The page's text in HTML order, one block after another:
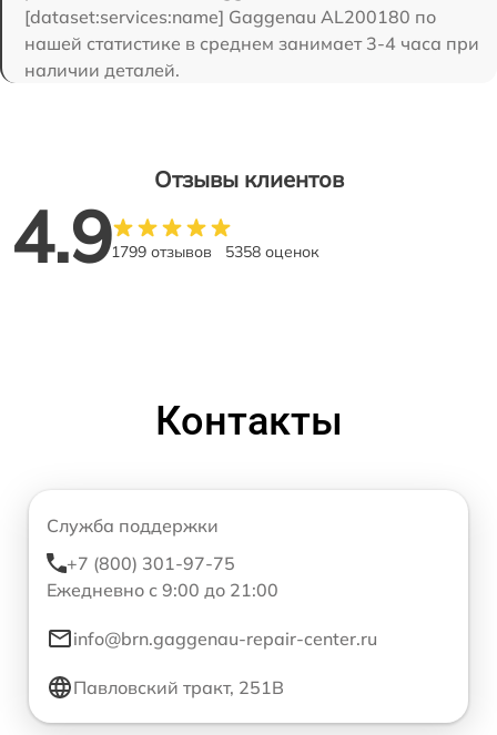
[dataset:services:name] Gaggenau AL200180 по
нашей статистике в среднем занимает 3-4 часа при
наличии деталей.
Отзывы клиентов
4.91799 отзывов 5358 оценок
Контакты
Служба поддержки
+7 (800) 301-97-75
Ежедневно с 9:00 до 21:00
info@brn.gaggenau-repair-center.ru
Павловский тракт, 251В